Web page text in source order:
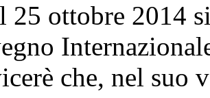
25 ottobre 2014
che, nel suo